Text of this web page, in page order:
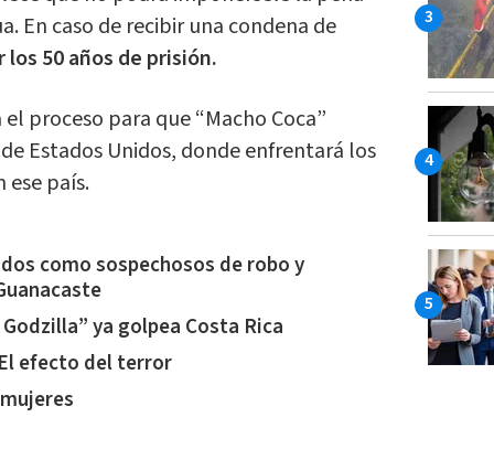
En caso de recibir una condena de
los 50 años de prisión.
proceso para que “Macho Coca”
Estados Unidos, donde enfrentará los
ese país.
como sospechosos de robo y
ya golpea Costa Rica
efecto del terror